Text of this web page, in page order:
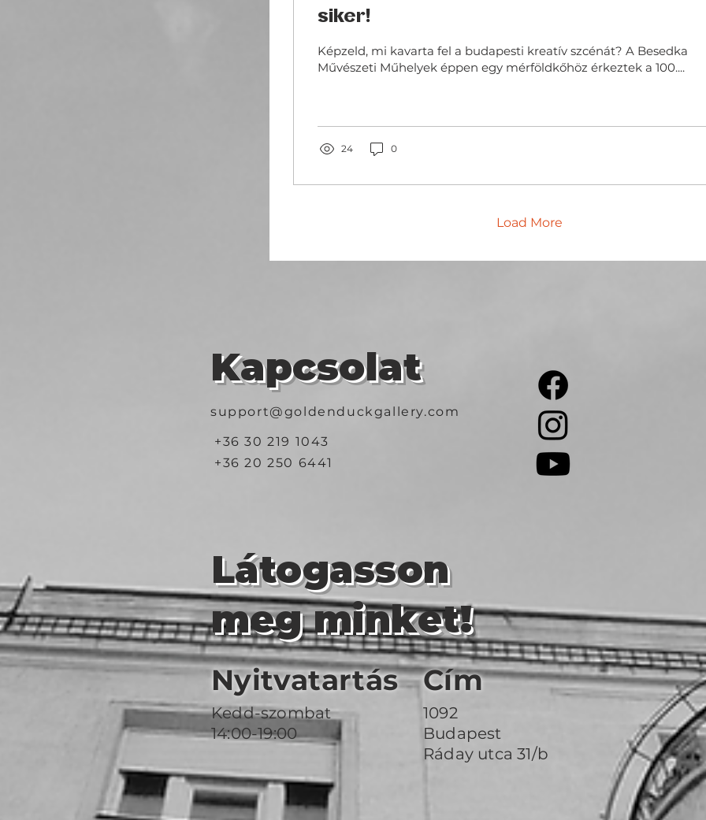
siker!
Képzeld, mi kavarta fel a budapesti kreatív szcénát? A Besedka
Művészeti Műhelyek éppen egy mérföldkőhöz érkeztek a 100....
24 0
Load More
Kapcsolat
support@goldenduckgallery.com
+36 30 219 1043
+36 20 250 6441
Látogasson
meg minket!
Nyitvatartás Cím
Kedd-szombat
14:00-19:00
1092
Budapest
Ráday utca 31/b